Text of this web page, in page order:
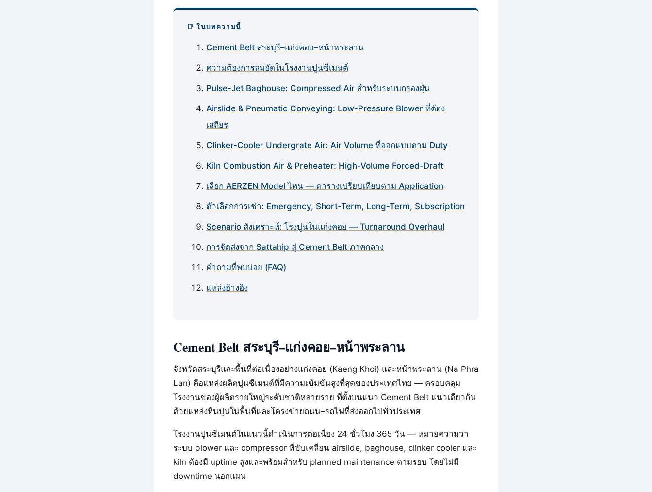
📑 ในบทความนี้
Cement Belt สระบุรี–แก่งคอย–หน้าพระลาน
ความต้องการลมอัดในโรงงานปูนซีเมนต์
Pulse-Jet Baghouse: Compressed Air สำหรับระบบกรองฝุ่น
Airslide & Pneumatic Conveying: Low-Pressure Blower ที่ต้อง
เสถียร
Clinker-Cooler Undergrate Air: Air Volume ที่ออกแบบตาม Duty
Kiln Combustion Air & Preheater: High-Volume Forced-Draft
เลือก AERZEN Model ไหน — ตารางเปรียบเทียบตาม Application
ตัวเลือกการเช่า: Emergency, Short-Term, Long-Term, Subscription
Scenario สังเคราะห์: โรงปูนในแก่งคอย — Turnaround Overhaul
การจัดส่งจาก Sattahip สู่ Cement Belt ภาคกลาง
คำถามที่พบบ่อย (FAQ)
แหล่งอ้างอิง
Cement Belt สระบุรี–แก่งคอย–หน้าพระลาน
จังหวัดสระบุรีและพื้นที่ต่อเนื่องอย่างแก่งคอย (Kaeng Khoi) และหน้าพระลาน (Na Phra
Lan) คือแหล่งผลิตปูนซีเมนต์ที่มีความเข้มข้นสูงที่สุดของประเทศไทย — ครอบคลุม
โรงงานของผู้ผลิตรายใหญ่ระดับชาติหลายราย ที่ตั้งบนแนว Cement Belt แนวเดียวกัน
ด้วยแหล่งหินปูนในพื้นที่และโครงข่ายถนน–รถไฟที่ส่งออกไปทั่วประเทศ
โรงงานปูนซีเมนต์ในแนวนี้ดำเนินการต่อเนื่อง 24 ชั่วโมง 365 วัน — หมายความว่า
ระบบ blower และ compressor ที่ขับเคลื่อน airslide, baghouse, clinker cooler และ
kiln ต้องมี uptime สูงและพร้อมสำหรับ planned maintenance ตามรอบ โดยไม่มี
downtime นอกแผน